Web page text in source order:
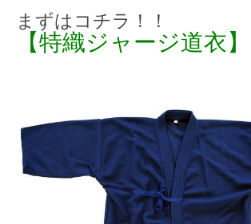
まずはコチラ！！
【特織ジャージ道衣